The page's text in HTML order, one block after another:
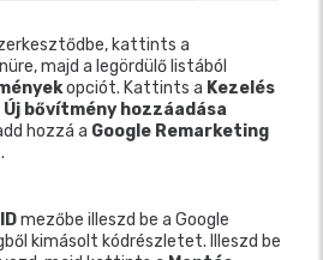
kattints a
majd a legördülő listából
opciót. Kattints a Kezelés
Új bővítmény hozzáadása
hozzá a Google Remarketing
mezőbe illeszd be a Google
kimásolt kódrészletet. Illeszd be